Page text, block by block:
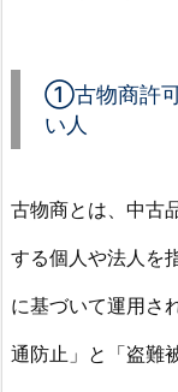
の
条
件
費
は？
1.
2.
①古物商許可
い人
古物商とは、中古
する個人や法人を
に基づいて運用さ
通防止」と「盗難